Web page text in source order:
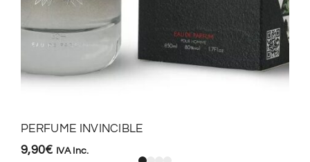
PERFUME INVINCIBLE
9,90€ IVA Inc.